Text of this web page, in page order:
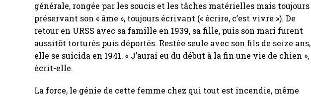
générale, rongée par les soucis et les tâches matérielles mais toujours
préservant son « âme », toujours écrivant (« écrire, c’est vivre »). De
retour en URSS avec sa famille en 1939, sa fille, puis son mari furent
aussitôt torturés puis déportés. Restée seule avec son fils de seize ans,
elle se suicida en 1941. « J’aurai eu du début à la fin une vie de chien »,
écrit-elle.
La force, le génie de cette femme chez qui tout est incendie, même